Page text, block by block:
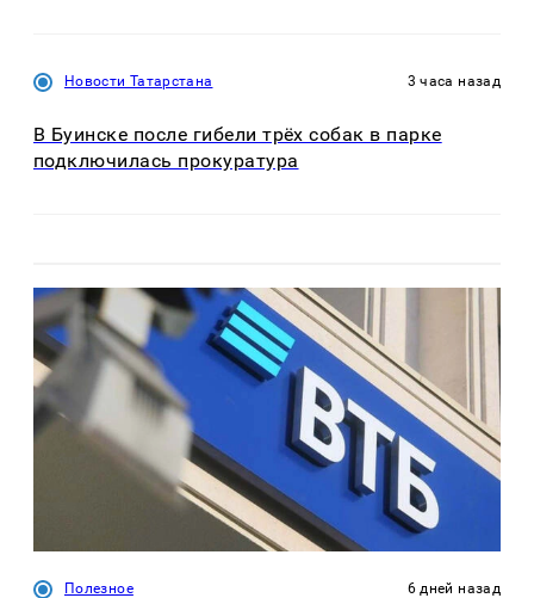
Новости Татарстана 3 часа назад
В Буинске после гибели трёх собак в парке
подключилась прокуратура
Полезное 6 дней назад